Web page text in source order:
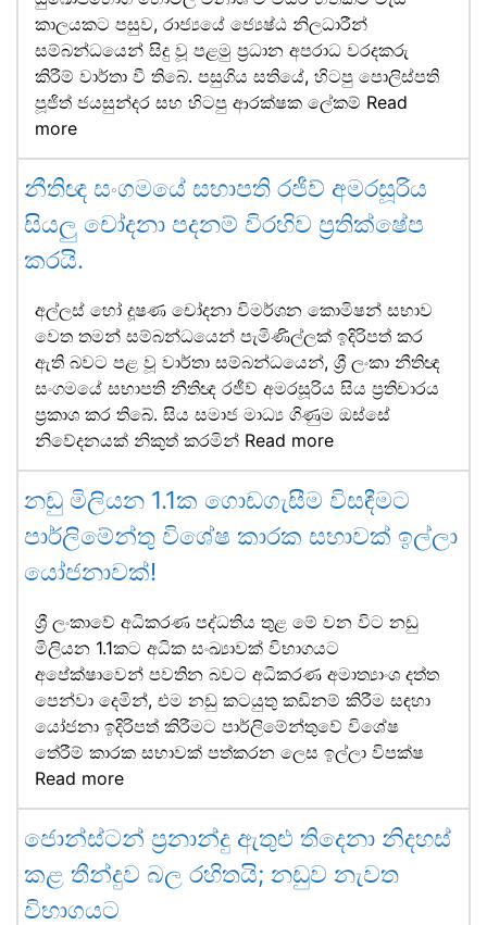
කාලයකට පසුව, රාජ්‍යයේ ජ්‍යෙෂ්ඨ නිලධාරීන්
සම්බන්ධයෙන් සිදු වූ පළමු ප්‍රධාන අපරාධ වරදකරු
කිරීම් වාර්තා වී තිබේ. පසුගිය සතියේ, හිටපු පොලිස්පති
පූජිත් ජයසුන්දර සහ හිටපු ආරක්ෂක ලේකම් Read
more
නීතිඥ සංගමයේ සභාපති රජීව් අමරසූරිය
සියලු චෝදනා පදනම් විරහිව ප්‍රතික්ෂේප
කරයි.
අල්ලස් හෝ දූෂණ චෝදනා විමර්ශන කොමිෂන් සභාව
වෙත තමන් සම්බන්ධයෙන් පැමිණිල්ලක් ඉදිරිපත් කර
ඇති බවට පළ වූ වාර්තා සම්බන්ධයෙන්, ශ්‍රී ලංකා නීතිඥ
සංගමයේ සභාපති නීතිඥ රජීව් අමරසූරිය සිය ප්‍රතිචාරය
ප්‍රකාශ කර තිබේ. සිය සමාජ මාධ්‍ය ගිණුම ඔස්සේ
නිවේදනයක් නිකුත් කරමින් Read more
නඩු මිලියන 1.1ක ගොඩගැසීම විසඳීමට
පාර්ලිමේන්තු විශේෂ කාරක සභාවක් ඉල්ලා
යෝජනාවක්!
ශ්‍රී ලංකාවේ අධිකරණ පද්ධතිය තුළ මේ වන විට නඩු
මිලියන 1.1කට අධික සංඛ්‍යාවක් විභාගයට
අපේක්ෂාවෙන් පවතින බවට අධිකරණ අමාත්‍යාංශ දත්ත
පෙන්වා දෙමින්, එම නඩු කටයුතු කඩිනම් කිරීම සඳහා
යෝජනා ඉදිරිපත් කිරීමට පාර්ලිමේන්තුවේ විශේෂ
තේරීම් කාරක සභාවක් පත්කරන ලෙස ඉල්ලා විපක්ෂ
Read more
ජොන්ස්ටන් ප්‍රනාන්දු ඇතුළු තිදෙනා නිදහස්
කළ තීන්දුව බල රහිතයි; නඩුව නැවත
විභාගයට